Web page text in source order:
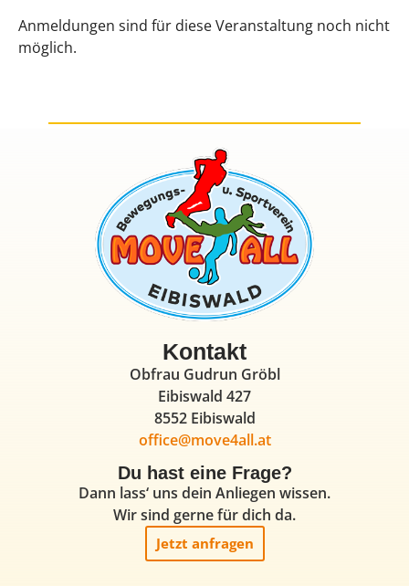
Anmeldungen sind für diese Veranstaltung noch nicht
möglich.
Kontakt
Obfrau Gudrun Gröbl
Eibiswald 427
8552 Eibiswald
office@move4all.at
Du hast eine Frage?
Dann lass‘ uns dein Anliegen wissen.
Wir sind gerne für dich da.
Jetzt anfragen